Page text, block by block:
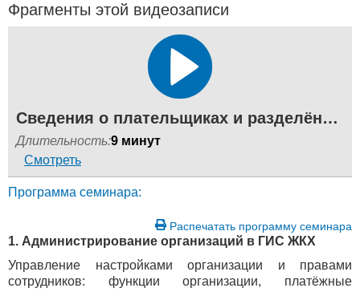
Фрагменты этой видеозаписи
Сведения о плательщиках и разделённые счета в ГИС ЖКХ
Длительность:9 минут
Смотреть
Программа семинара:
Распечатать программу семинара
1. Администрирование организаций в ГИС ЖКХ
Управление настройками организации и правами
сотрудников: функции организации, платёжные